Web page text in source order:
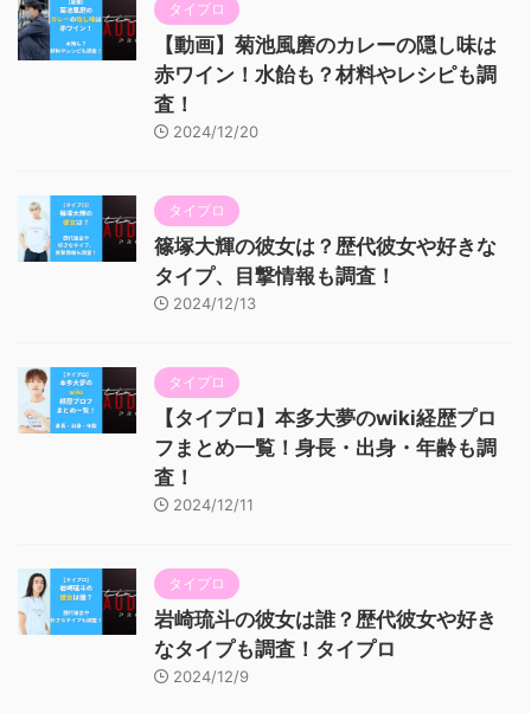
タイプロ
【動画】菊池風磨のカレーの隠し味は
赤ワイン！水飴も？材料やレシピも調
査！
2024/12/20
タイプロ
篠塚大輝の彼女は？歴代彼女や好きな
タイプ、目撃情報も調査！
2024/12/13
タイプロ
【タイプロ】本多大夢のwiki経歴プロ
フまとめ一覧！身長・出身・年齢も調
査！
2024/12/11
タイプロ
岩崎琉斗の彼女は誰？歴代彼女や好き
なタイプも調査！タイプロ
2024/12/9